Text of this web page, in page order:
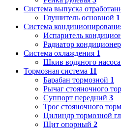
Система выпуска
Глушитель основной 1
Система
Испаритель
Радиатор
Система охлаждения 1
Шкив водяного
Тормозная система 11
Барабан тормозной 1
Рычаг стояночного
Суппорт передний 3
Трос стояночного
Цилиндр тормозной
Щит опорный 2